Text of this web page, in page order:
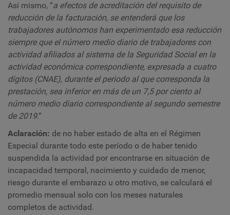
Así mismo, “a efectos de acreditación del requisito de
reducción de la facturación, se entenderá que los
trabajadores autónomos han experimentado esa reducción
siempre que el número medio diario de trabajadores con
actividad afiliados al sistema de la Seguridad Social en la
actividad económica correspondiente, expresada a cuatro
dígitos (CNAE), durante el periodo al que corresponda la
prestación, sea inferior en más de un 7,5 por ciento al
número medio diario correspondiente al segundo semestre
de 2019.”
Aclaración: de no haber estado de alta en el Régimen
Especial durante todo este período o de haber tenido
suspendida la actividad por encontrarse en situación de
incapacidad temporal, nacimiento y cuidado de menor,
riesgo durante el embarazo u otro motivo, se calculará el
promedio mensual solo con los meses naturales
completos de actividad.